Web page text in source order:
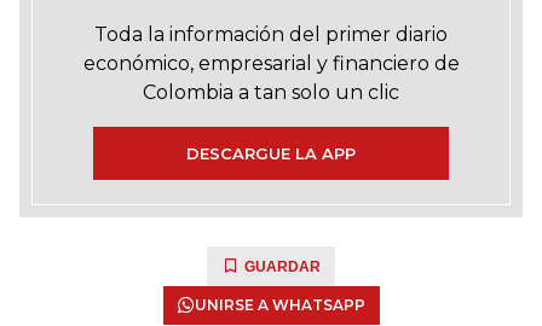
Toda la información del primer diario
económico, empresarial y financiero de
Colombia a tan solo un clic
DESCARGUE LA APP
GUARDAR
UNIRSE A WHATSAPP